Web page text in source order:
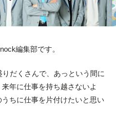
編集部です。
だくさんで、あっという間に
年に仕事を持ち越さないよ
ちに仕事を片付けたいと思い